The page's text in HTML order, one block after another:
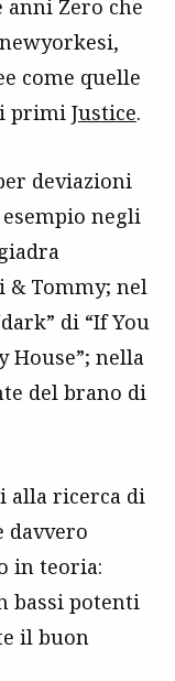
anni Zero che
come quelle
primi Justice.
deviazioni
negli
& Tommy; nel
di “If You
House”; nella
del brano di
alla ricerca di
davvero
in teoria:
bassi potenti
il buon